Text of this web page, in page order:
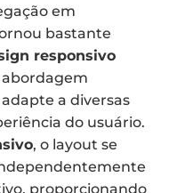
em
bastante
responsivo
abordagem
a diversas
do usuário.
, o layout se
proporcionando